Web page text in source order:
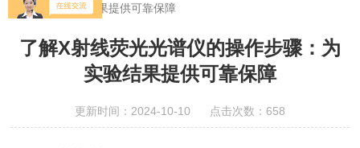
骤：为实验结果提供可靠保障
了解X射线荧光光谱仪的操作步骤：为
实验结果提供可靠保障
更新时间：2024-10-10 点击次数：658